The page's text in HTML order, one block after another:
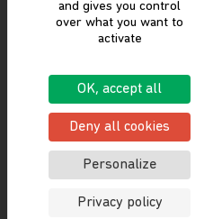
and gives you control
over what you want to
activate
OK, accept all
Deny all cookies
Personalize
Privacy policy
COMMENCER
Se connecter
Mentions légales
Politique de confidentialité